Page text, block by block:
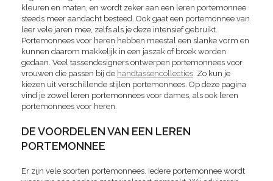
kleuren en maten, en wordt zeker aan een leren portemonnee
steeds meer aandacht besteed. Ook gaat een portemonnee van
leer vele jaren mee, zelfs als je deze intensief gebruikt.
Portemonnees voor heren hebben meestal een slanke vorm en
kunnen daarom makkelijk in een jaszak of broek worden
gedaan. Veel tassendesigners ontwerpen portemonnees voor
vrouwen die passen bij de handtassencollecties. Zo kun je
kiezen uit verschillende stijlen portemonnees. Op deze pagina
vind je zowel leren portemonnees voor dames, als ook leren
portemonnees voor heren.
DE VOORDELEN VAN EEN LEREN
PORTEMONNEE
Er zijn vele soorten portemonnees. Iedere portemonnee wordt